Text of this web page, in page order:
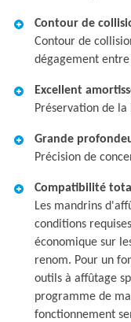
Contour de
Contour de
dégagement
Excellent
Préservation de
Grande
Précision de
Compatibilité
Les mandrins
conditions
économique sur
renom. Pour un
outils à affûtage
programme de
fonctionnement